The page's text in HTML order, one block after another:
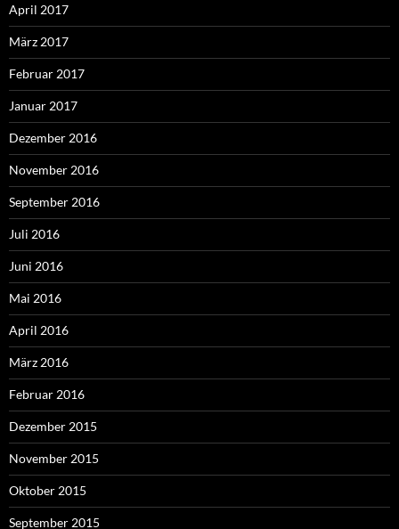
April 2017
März 2017
Februar 2017
Januar 2017
Dezember 2016
November 2016
September 2016
Juli 2016
Juni 2016
Mai 2016
April 2016
März 2016
Februar 2016
Dezember 2015
November 2015
Oktober 2015
September 2015